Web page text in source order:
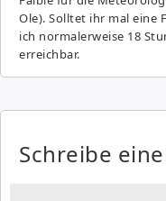
Ole). Solltet ihr mal eine
ich normalerweise 18
erreichbar.
Schreibe